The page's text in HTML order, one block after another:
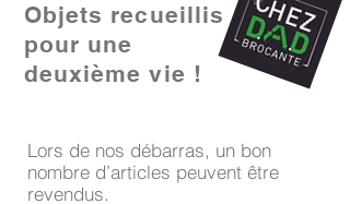
Objets recueillis
pour une
deuxième vie !
Lors de nos débarras, un bon
nombre d’articles peuvent être
revendus.